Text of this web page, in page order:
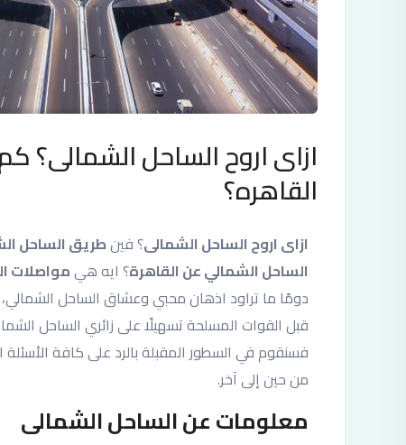
ازاى اروح الساحل الشمالى؟
القاهره؟
ازاى اروح الساحل الشمالى؟ فينطريق الساحل
الساحل الشمالي عن القاهرة؟ ايه هيمواصلات
دومًا ما تراود اذهان محبي وعشاق الساحل
قبل القوات المسلحة تسهيلًا على زائري الساحل
فسنقوم في السطور المقبلة بالرد على كافة
من حين إلى آخر.
معلومات عن الساحل الشمالى